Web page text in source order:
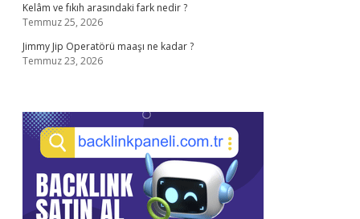
Kelâm ve fıkıh arasındaki fark nedir ?
Temmuz 25, 2026
Jimmy Jip Operatörü maaşı ne kadar ?
Temmuz 23, 2026